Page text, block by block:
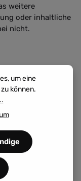
weitere
oder inhaltliche
nicht.
um eine
können.